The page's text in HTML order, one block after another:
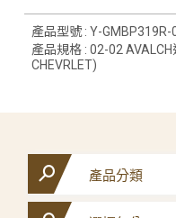
產品型號 : Y-GMBP319R-
產品規格 : 02-02
CHEVRLET)